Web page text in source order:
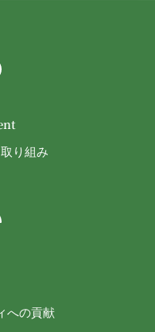
り組み
への貢献
目的に利用するこ
の情報配信並びに
ブサイト、コンテ
、メンテナンスお